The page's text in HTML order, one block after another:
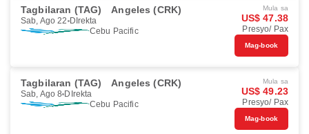
Tagbilaran (TAG) Angeles (CRK)
Sab, Ago 22 DIrekta
Cebu Pacific
Mula sa
US$ 47.38
Presyo/ Pax
Mag-book
Tagbilaran (TAG) Angeles (CRK)
Sab, Ago 8 DIrekta
Cebu Pacific
Mula sa
US$ 49.23
Presyo/ Pax
Mag-book